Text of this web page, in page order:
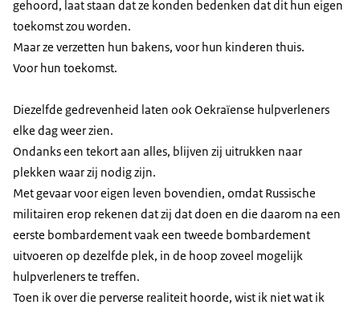
gehoord, laat staan dat ze konden bedenken dat dit hun eigen
toekomst zou worden.
Maar ze verzetten hun bakens, voor hun kinderen thuis.
Voor hun toekomst.
Diezelfde gedrevenheid laten ook Oekraïense hulpverleners
elke dag weer zien.
Ondanks een tekort aan alles, blijven zij uitrukken naar
plekken waar zij nodig zijn.
Met gevaar voor eigen leven bovendien, omdat Russische
militairen erop rekenen dat zij dat doen en die daarom na een
eerste bombardement vaak een tweede bombardement
uitvoeren op dezelfde plek, in de hoop zoveel mogelijk
hulpverleners te treffen.
Toen ik over die perverse realiteit hoorde, wist ik niet wat ik